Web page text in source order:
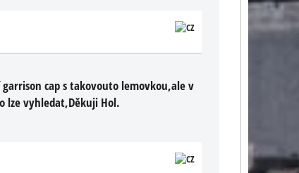
cap s takovouto lemovkou,ale v
lze vyhledat,Děkuji Hol.